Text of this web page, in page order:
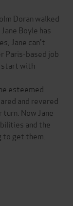
Doran walked
Boyle has
Jane can't
Paris-based job
start with
esteemed
and revered
Now Jane
and the
get them.